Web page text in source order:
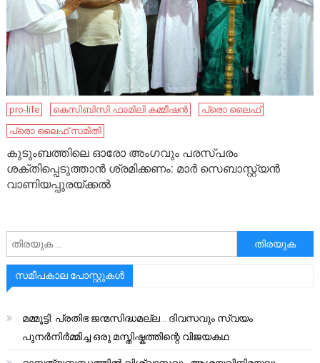
pro-life കെസിബിസി ഫാമിലി കമ്മീഷന്‍
പ്രൊ ലൈഫ്
പ്രൊ ലൈഫ് സമിതി
കുടുംബത്തിലെ ഓരോ അംഗവും പരസ്പരം
ശക്തിപ്പെടുത്താന്‍ ശ്രമിക്കണം: മാര്‍ സെബാസ്റ്റ്യന്‍
വാണിയപ്പുരയ്ക്കല്‍
അനേഷിക്കുക
സമീപകാല പോസ്റ്റുകൾ
മമ്മൂട്ടി: പ്രതിഭ ജന്മസിദ്ധമല്ല… ദിവസവും സ്വയം
പുനർനിർമ്മിച്ച ഒരു മസ്തിഷ്കത്തിന്റെ വിജയകഥ